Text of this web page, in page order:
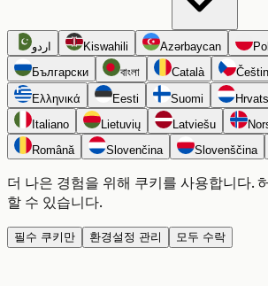
اردو Kiswahili Azərbaycan
Български
বাংলা Català
Ελληνικά
Eesti Suomi
Italiano
Lietuvių Latviešu
Română
Slovenčina Slovenščina
더 나은 경험을 위해 쿠키를 사용합니다.
할 수 있습니다.
필수 쿠키만 환경설정 관리 모두 수락